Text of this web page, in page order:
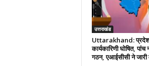
उत्तराखंड
Uttarakhand: प्रदेश
कार्यकारिणी घोषित,
गठन, एआईसीसी ने जारी